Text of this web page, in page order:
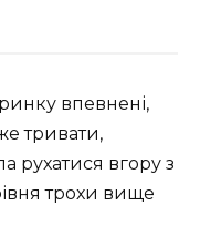
впевнені,
тривати,
рухатися вгору з
трохи вище